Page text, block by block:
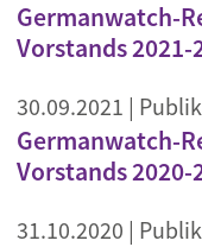
Germanwatch-
Vorstands 2021-
30.09.2021 |
Germanwatch-
Vorstands 2020-
31.10.2020 |